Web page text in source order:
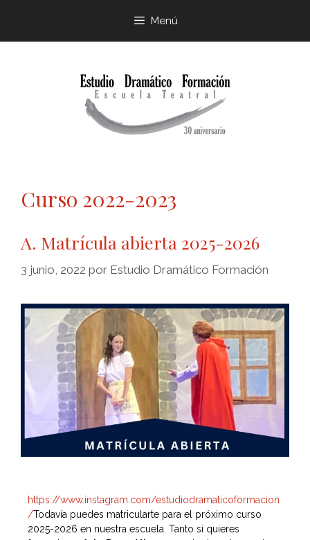
Menú
Curso 2022-2023
A. Matrícula abierta 2025-2026
3 junio, 2022 por Estudio Dramático Formación
https://www.instagram.com/estudiodramaticoformacion
/Todavía puedes matricularte para el próximo curso
2025-2026 en nuestra escuela. Tanto si quieres